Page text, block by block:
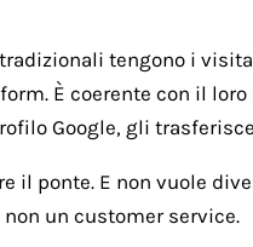
tengono i
È coerente con il
Google, gli
il ponte. E non vuole
un customer service.